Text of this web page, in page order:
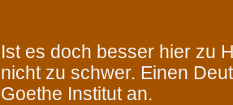
Ist es doch besser hier zu
nicht zu schwer. Einen
Goethe Institut an.